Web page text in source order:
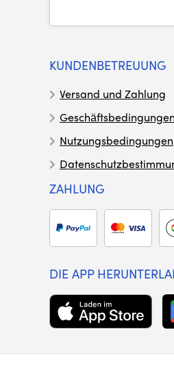
KUNDENBETREUUNG
Versand und Zahlung
Nutzungsbedingungen
ZAHLUNG
DIE APP